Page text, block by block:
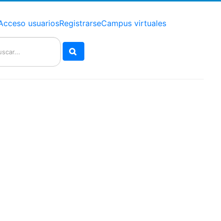
usuariosRegistrarseCampus virtuales